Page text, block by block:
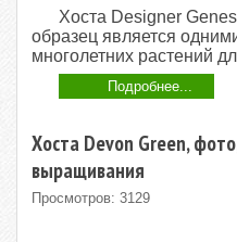
Хоста Designer
образец является
многолетних растений
Подробнее...
Хоста Devon Green,
выращивания
Просмотров: 3129